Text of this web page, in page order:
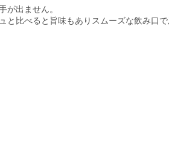
が出ません。
比べると旨味もありスムーズな飲み口で